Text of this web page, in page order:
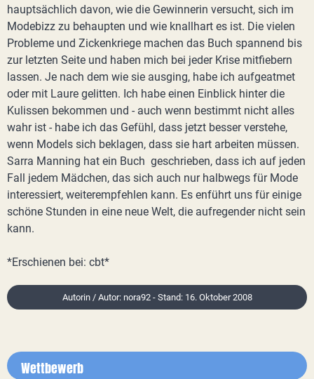
hauptsächlich davon, wie die Gewinnerin versucht, sich im
Modebizz zu behaupten und wie knallhart es ist. Die vielen
Probleme und Zickenkriege machen das Buch spannend bis
zur letzten Seite und haben mich bei jeder Krise mitfiebern
lassen. Je nach dem wie sie ausging, habe ich aufgeatmet
oder mit Laure gelitten. Ich habe einen Einblick hinter die
Kulissen bekommen und - auch wenn bestimmt nicht alles
wahr ist - habe ich das Gefühl, dass jetzt besser verstehe,
wenn Models sich beklagen, dass sie hart arbeiten müssen.
Sarra Manning hat ein Buch geschrieben, dass ich auf jeden
Fall jedem Mädchen, das sich auch nur halbwegs für Mode
interessiert, weiterempfehlen kann. Es enführt uns für einige
schöne Stunden in eine neue Welt, die aufregender nicht sein
kann.
*Erschienen bei: cbt*
Autorin / Autor: nora92 - Stand: 16. Oktober 2008
Wettbewerb